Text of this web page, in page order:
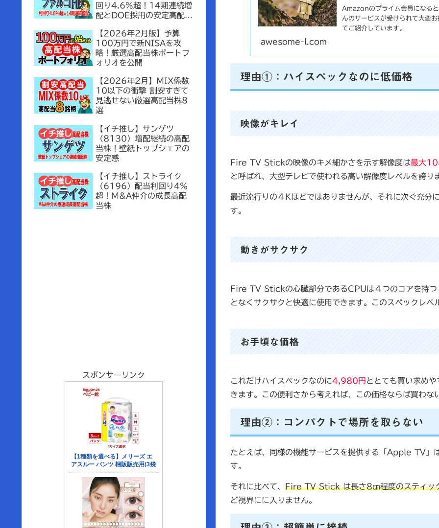
Amazonのプライム会員になる
んのサービスが受けられて大変
てご紹介しています。
awesome-l.com
理由①：ハイスペックなのに低価格
映像がキレイ
Fire TV Stickの映像のキメ細かさを示す解像度は最大
と呼ばれ、大型テレビで使われる高い解像度レベルを誇り
最近流行りの４Kほどではありませんが、それに次ぐ充分
す。
動きがサクサク
Fire TV Stickの心臓部分であるCPUは４つのコアを持つ
となくサクサクと快適に使用できます。このスペックレベ
お手頃な価格
これだけハイスペックなのに4,980円 ととても買い求め
きます。この便利さから考えれば、この価格ならば買わな
理由②：コンパクトで場所を取らない
たとえば、同様の機能サービスを提供する「Apple TV」
す。
それに比べて、 Fire TV Stick は長さ8㎝程度のスティッ
ど視界にに入りません。
回り4.6%超！14期連続増
配とDOE採用の安定高配当
【2026年2月版】予算
100万円で新NISAを攻
略！厳選高配当株ポートフ
ォリオを公開
【2026年2月】MIX係数
10以下の衝撃 割安すぎて
見逃せない厳選高配当株8
選
【イチ推し】サンゲツ
（8130）増配継続の高配
当株！壁紙トップシェアの
安定感
【イチ推し】ストライク
（6196）配当利回り4％
超！M&A仲介の成長高配
当株
スポンサーリンク